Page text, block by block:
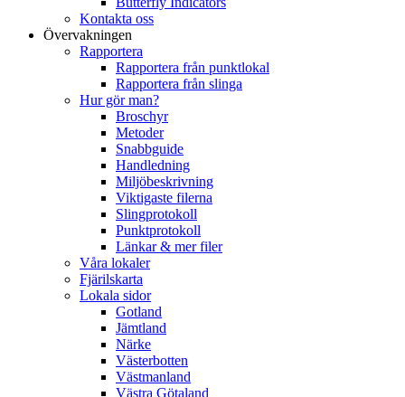
Kontakta oss
Övervakningen
Rapportera
Rapportera från punktlokal
Rapportera från slinga
Hur gör man?
Broschyr
Metoder
Snabbguide
Handledning
Miljöbeskrivning
Viktigaste filerna
Slingprotokoll
Punktprotokoll
Länkar & mer filer
Våra lokaler
Fjärilskarta
Lokala sidor
Gotland
Jämtland
Närke
Västerbotten
Västmanland
Västra Götaland